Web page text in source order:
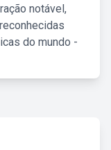
notável,
do mundo -